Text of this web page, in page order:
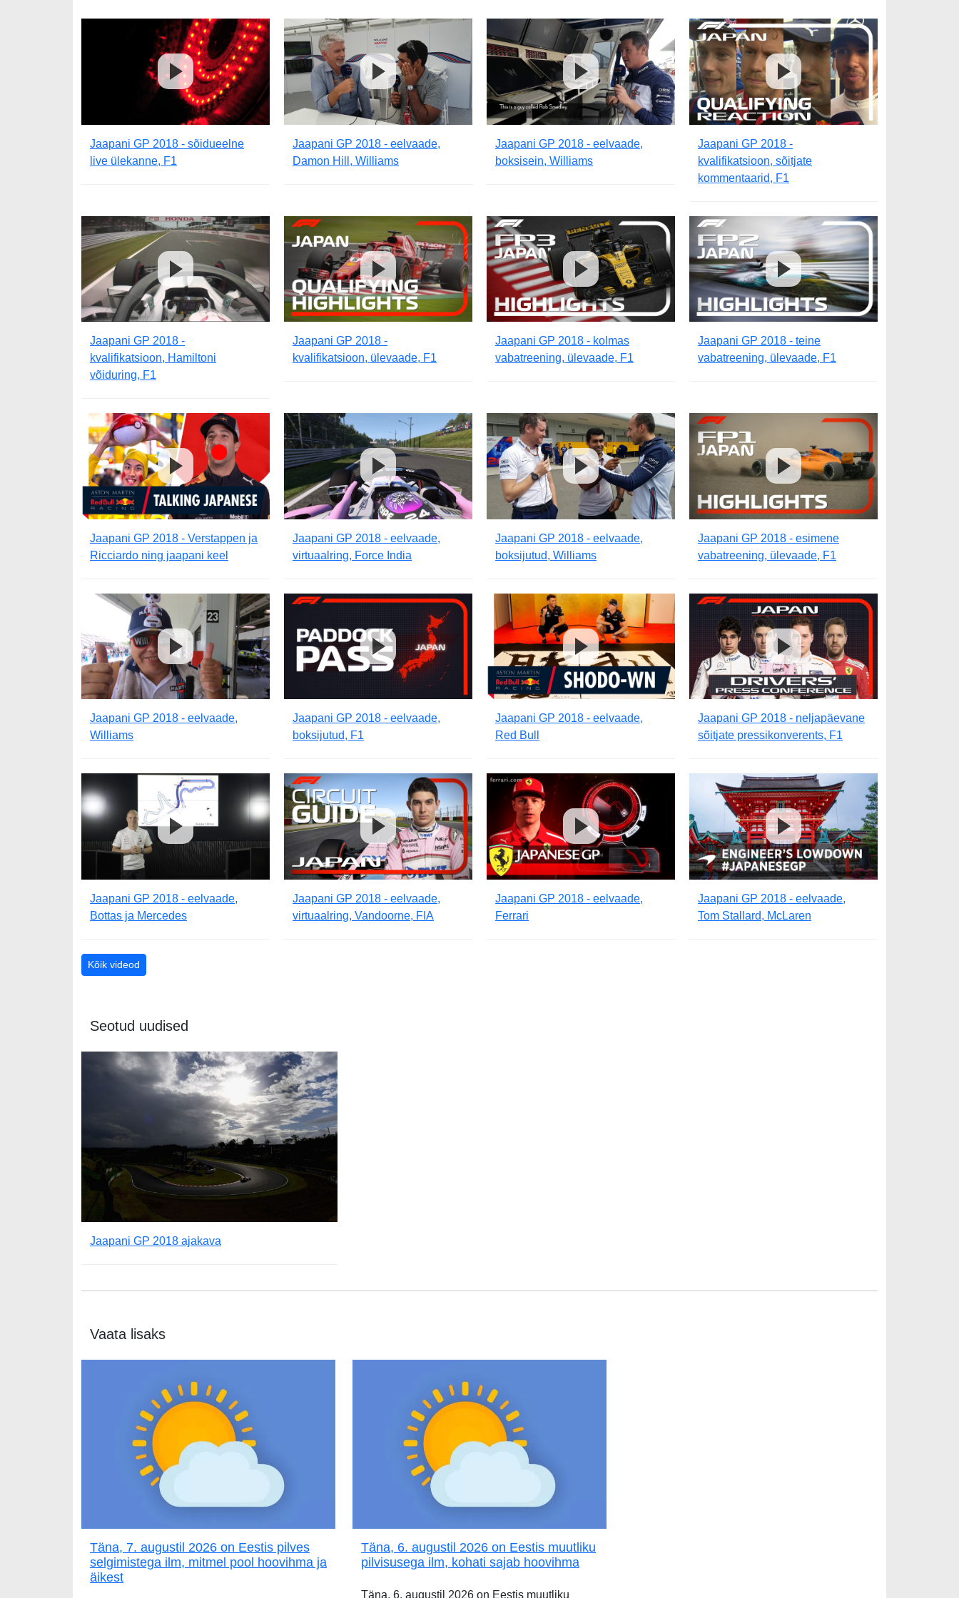
Jaapani GP 2018 - sõidueelne
live ülekanne, F1
Jaapani GP 2018 - eelvaade,
Damon Hill, Williams
Jaapani GP 2018 - eelvaade,
boksisein, Williams
Jaapani GP 2018 -
kvalifikatsioon, sõitjate
kommentaarid, F1
Jaapani GP 2018 -
kvalifikatsioon, Hamiltoni
võiduring, F1
Jaapani GP 2018 -
kvalifikatsioon, ülevaade, F1
Jaapani GP 2018 - kolmas
vabatreening, ülevaade, F1
Jaapani GP 2018 - teine
vabatreening, ülevaade, F1
Jaapani GP 2018 - Verstappen ja
Ricciardo ning jaapani keel
Jaapani GP 2018 - eelvaade,
virtuaalring, Force India
Jaapani GP 2018 - eelvaade,
boksijutud, Williams
Jaapani GP 2018 - esimene
vabatreening, ülevaade, F1
Jaapani GP 2018 - eelvaade,
Williams
Jaapani GP 2018 - eelvaade,
boksijutud, F1
Jaapani GP 2018 - eelvaade,
Red Bull
Jaapani GP 2018 - neljapäevane
sõitjate pressikonverents, F1
Jaapani GP 2018 - eelvaade,
Bottas ja Mercedes
Jaapani GP 2018 - eelvaade,
virtuaalring, Vandoorne, FIA
Jaapani GP 2018 - eelvaade,
Ferrari
Jaapani GP 2018 - eelvaade,
Tom Stallard, McLaren
Kõik videod
Seotud uudised
Jaapani GP 2018 ajakava
Vaata lisaks
Täna, 7. augustil 2026 on Eestis pilves
selgimistega ilm, mitmel pool hoovihma ja
äikest
Täna, 6. augustil 2026 on Eestis muutliku
pilvisusega ilm, kohati sajab hoovihma
Täna, 6. augustil 2026 on Eestis muutliku